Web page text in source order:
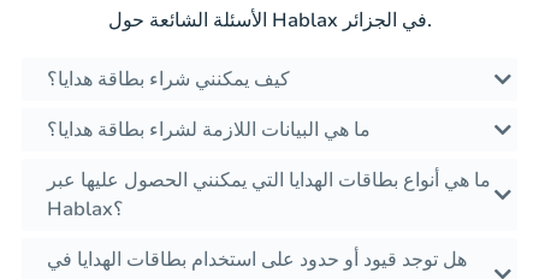
الأسئلة الشائعة حول Hablax في الجزائر.
كيف يمكنني شراء بطاقة هدايا؟
ما هي البيانات اللازمة لشراء بطاقة هدايا؟
ما هي أنواع بطاقات الهدايا التي يمكنني الحصول عليها عبر
Hablax؟
هل توجد قيود أو حدود على استخدام بطاقات الهدايا في